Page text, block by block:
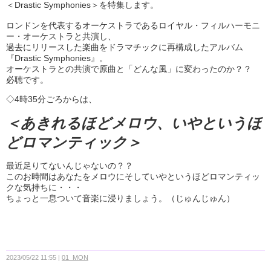
＜Drastic Symphonies＞を特集します。
ロンドンを代表するオーケストラであるロイヤル・フィルハーモニ
ー・オーケストラと共演し、
過去にリリースした楽曲をドラマチックに再構成したアルバム
『Drastic Symphonies』。
オーケストラとの共演で原曲と「どんな風」に変わったのか？？
必聴です。
◇4時35分ごろからは、
＜あきれるほどメロウ、いやというほ
どロマンティック＞
最近足りてないんじゃないの？？
このお時間はあなたをメロウにそしていやというほどロマンティッ
クな気持ちに・・・
ちょっと一息ついて音楽に浸りましょう。（じゅんじゅん）
2023/05/22 11:55 01_MON